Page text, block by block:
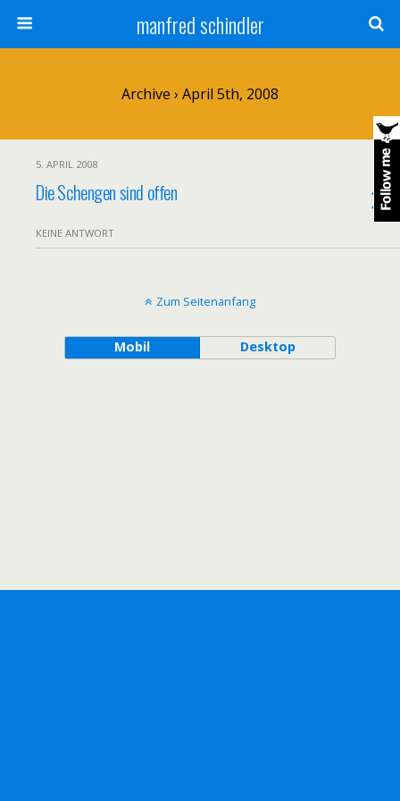
manfred schindler
Archive › April 5th, 2008
5. APRIL 2008
Die Schengen sind offen
KEINE ANTWORT
Zum Seitenanfang
Mobil Desktop